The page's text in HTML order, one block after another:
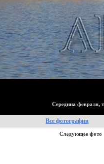
Середина февраля,
Все фотографии
Следующее фото